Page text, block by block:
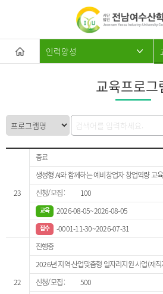
인력양성
교육프로그
23
종료
생성형 AI와 함께하는 예비창업자 창업역량 교
100
2026-08-05~2026-08-05
-0001-11-30~2026-07-31
22
진행중
2026년 지역·산업맞춤형 일자리지원 사업(재직
500